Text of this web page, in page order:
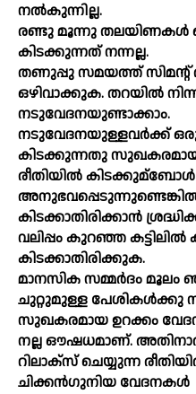
നല്‍കുന്നില്ല.
രണ്ടു മൂന്നു തലയിണകള്‍
കിടക്കുന്നത്‌ നന്നല്ല.
തണുപ്പു സമയത്ത്‌ സിമന്റ്‌
ഒഴിവാക്കുക. തറയില്‍
നടുവേദനയുണ്ടാക്കാം.
നടുവേദനയുള്ളവര്‍ക്ക്‌
കിടക്കുന്നതു
രീതിയില്‍
കിടക്കാതിരിക്കാന്‍
വലിപ്പം കുറഞ്ഞ
കിടക്കാതിരിക്കുക.
മാനസിക സമ്മര്‍ദം മൂലം
ചുറ്റുമുള്ള പേശികള്‍ക്കു
സുഖകരമായ ഉറക്കം
നല്ല ഔഷധമാണ്‌.
റിലാക്‌സ് ചെയ്യുന്ന
ചിക്കന്‍ഗുനിയ വേദനകള്‍